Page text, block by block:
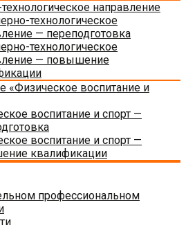
направление
технологическое
— переподготовка
технологическое
— повышение
«Физическое воспитание и
воспитание и спорт —
воспитание и спорт —
квалификации
профессиональном